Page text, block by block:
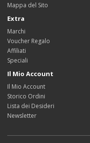
Mappa del Sito
Extra
Marchi
Voucher Regalo
Affiliati
Speciali
Il Mio Account
Il Mio Account
Storico Ordini
Lista dei Desideri
Newsletter